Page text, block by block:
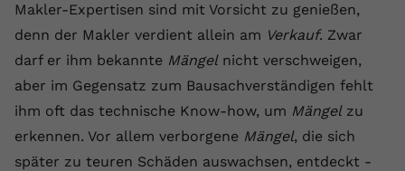
Makler-Expertisen sind mit Vorsicht zu genießen,
denn der Makler verdient allein am Verkauf. Zwar
darf er ihm bekannte Mängelnicht verschweigen,
aber im Gegensatz zum Bausachverständigen fehlt
ihm oft das technische Know-how, um Mängelzu
erkennen. Vor allem verborgene Mängel, die sich
später zu teuren Schäden auswachsen, entdeckt -